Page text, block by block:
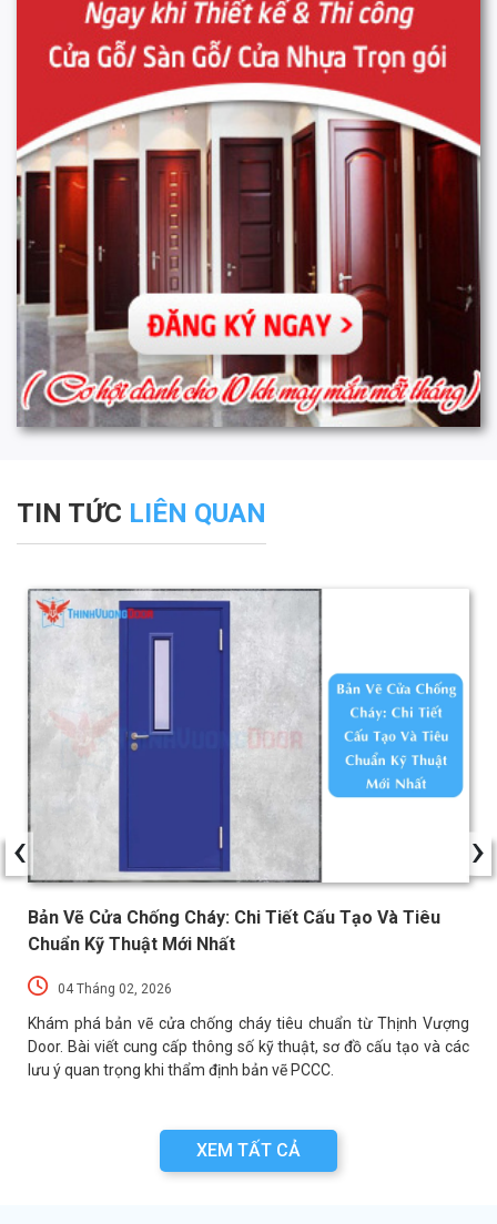
TIN TỨC LIÊN QUAN
Bản Vẽ Cửa Chống Cháy: Chi Tiết Cấu Tạo Và Tiêu
Chuẩn Kỹ Thuật Mới Nhất
04 Tháng 02, 2026
Khám phá bản vẽ cửa chống cháy tiêu chuẩn từ Thịnh Vượng
Door. Bài viết cung cấp thông số kỹ thuật, sơ đồ cấu tạo và các
lưu ý quan trọng khi thẩm định bản vẽ PCCC.
‹ ›
XEM TẤT CẢ